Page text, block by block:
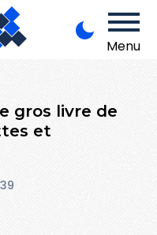
Menu
gros livre de
et